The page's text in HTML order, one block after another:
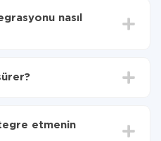
nasıl
etmenin